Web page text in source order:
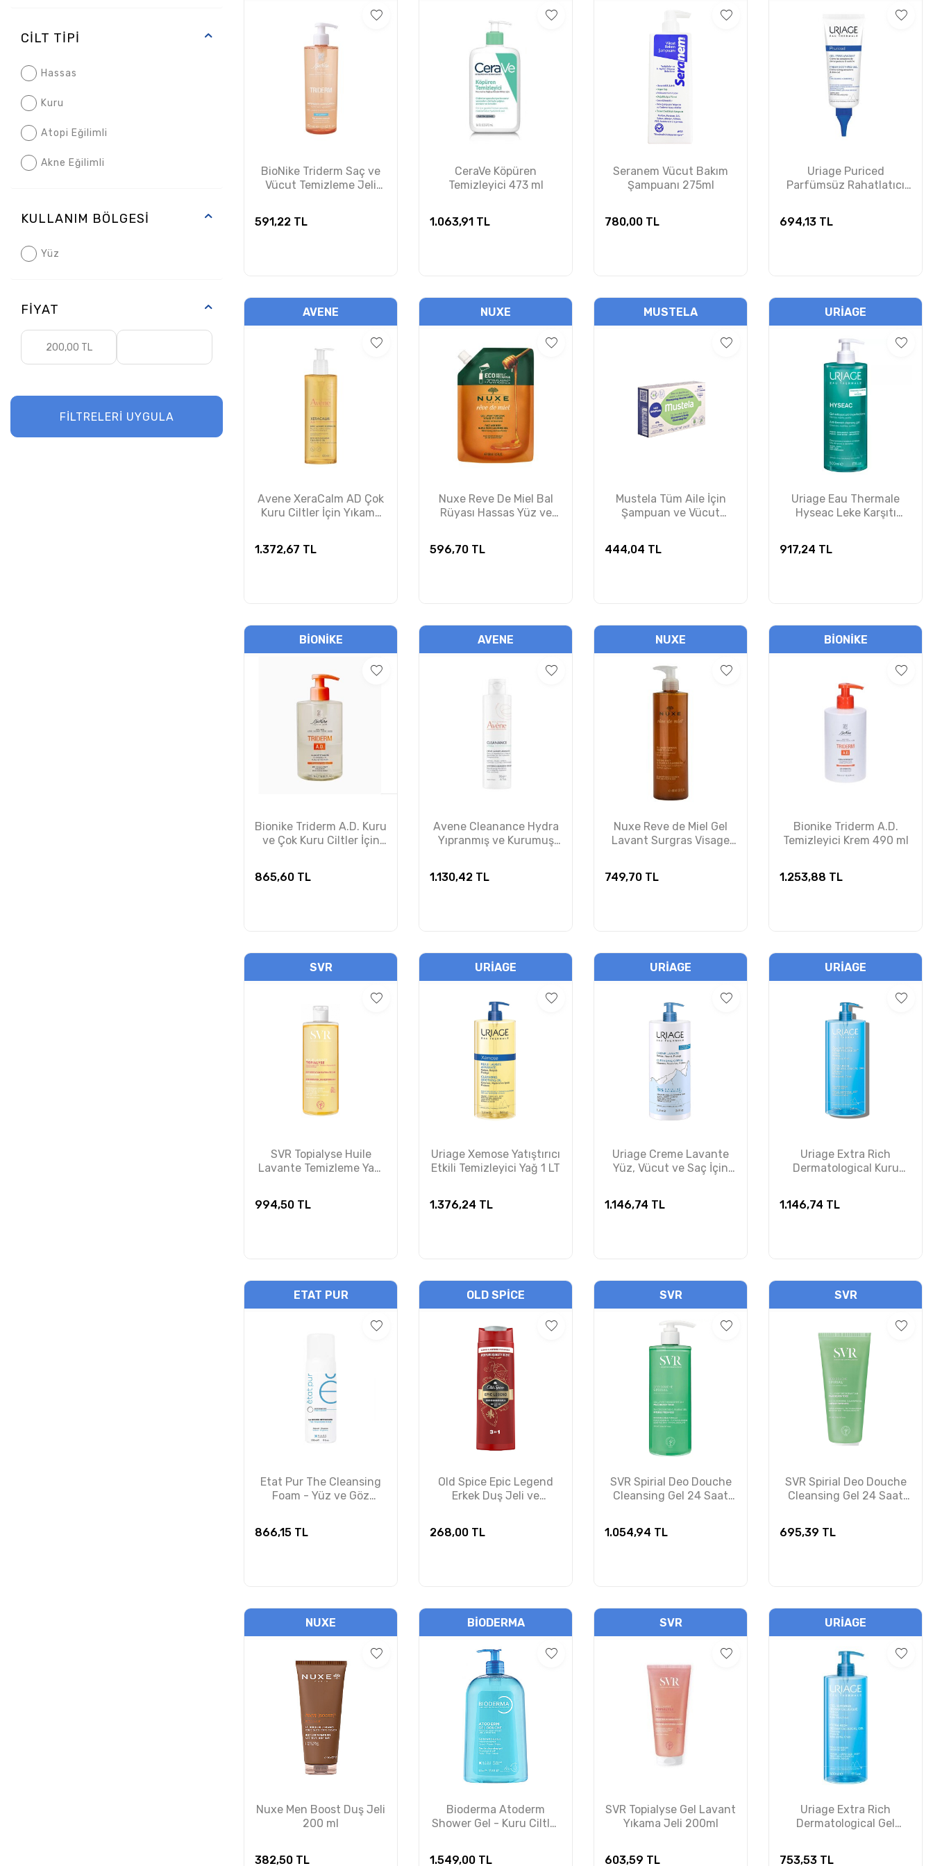
Etat Pur
Uriage
CILT TIPI
Hassas
Kuru
Atopi Eğilimli
Akne Eğilimli
KULLANIM BÖLGESI
Yüz
FIYAT
FİLTRELERİ UYGULA
BioNike Triderm Saç ve
Vücut Temizleme Jeli
591,22 TL
CeraVe Köpüren
Temizleyici 473 ml
1.063,91 TL
Seranem Vücut Bakım
Şampuanı 275ml
780,00 TL
Uriage Puriced
Parfümsüz Rahatlatıcı
694,13 TL
AVENE
Avene XeraCalm AD Çok
Kuru Ciltler İçin Yıkama
1.372,67 TL
NUXE
Nuxe Reve De Miel Bal
Rüyası Hassas Yüz ve
596,70 TL
MUSTELA
Mustela Tüm Aile İçin
Şampuan ve Vücut
Cleansing Bar 75g
444,04 TL
URIAGE
Uriage Eau Thermale
Hyseac Leke Karşıtı
917,24 TL
BIONIKE
Bionike Triderm A.D. Kuru
ve Çok Kuru Ciltler İçin
865,60 TL
AVENE
Avene Cleanance Hydra
Yıpranmış ve Kurumuş
1.130,42 TL
NUXE
Nuxe Reve de Miel Gel
Lavant Surgras Visage
749,70 TL
BIONIKE
Bionike Triderm A.D.
Temizleyici Krem 490 ml
1.253,88 TL
SVR
SVR Topialyse Huile
Lavante Temizleme Yağı
994,50 TL
URIAGE
Uriage Xemose Yatıştırıcı
Etkili Temizleyici Yağ 1 LT
1.376,24 TL
URIAGE
Uriage Creme Lavante
Yüz, Vücut ve Saç İçin
1.146,74 TL
URIAGE
Uriage Extra Rich
Dermatological Kuru
1.146,74 TL
ETAT PUR
Etat Pur The Cleansing
Foam - Yüz ve Göz
866,15 TL
OLD SPICE
Old Spice Epic Legend
Erkek Duş Jeli ve
268,00 TL
SVR
SVR Spirial Deo Douche
Cleansing Gel 24 Saat
400ml
1.054,94 TL
SVR
SVR Spirial Deo Douche
Cleansing Gel 24 Saat
200ml
695,39 TL
NUXE
Nuxe Men Boost Duş Jeli
200 ml
382,50 TL
BIODERMA
Bioderma Atoderm
Shower Gel - Kuru Ciltler
1.549,00 TL
SVR
SVR Topialyse Gel Lavant
Yıkama Jeli 200ml
603,59 TL
URIAGE
Uriage Extra Rich
Dermatological Gel
753,53 TL